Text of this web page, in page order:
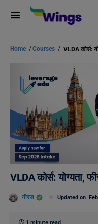
Home /Courses / VLDA कोर्स:
VLDA कोर्स: योग्यता,
नीरज Updated on